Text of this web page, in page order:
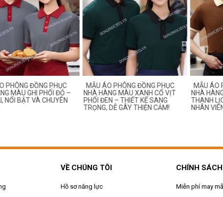
PHÔNG ĐỒNG PHỤC
MÀU GHI PHỐI ĐỎ –
NỔI BẬT VÀ CHUYÊN
MẪU ÁO PHÔNG ĐỒNG PHỤC
NHÀ HÀNG MÀU XANH CỔ VỊT
PHỐI ĐEN – THIẾT KẾ SANG
TRỌNG, DỄ GÂY THIỆN CẢM!
MẪU ÁO
NHÀ
THANH
NHÂN
VỀ CHÚNG TÔI
Hồ sơ năng lực
CHÍNH SÁCH
Miễn phí may